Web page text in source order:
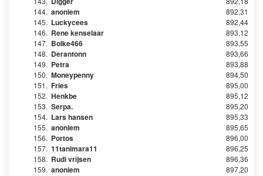
144. anoniem
892,31
145. Luckycees
892,44
146. Rene kenselaar
893,12
147. Bolke466
893,55
148. Derantonn
893,66
149. Petra
893,88
150. Moneypenny
894,50
151. Fries
895,00
152. Henkbe
895,12
153. Serpa.
895,20
154. Lars hansen
895,33
155. anoniem
895,65
156. Portos
896,00
157. 11tanimara11
896,25
158. Rudi vrijsen
896,36
159. anoniem
897,20